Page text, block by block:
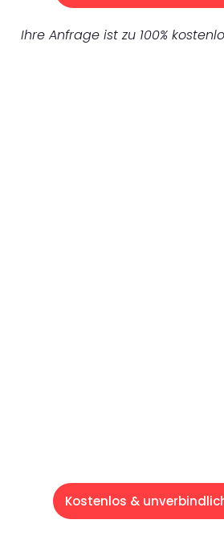
Ihre Anfrage ist zu 100%
Kostenlos &